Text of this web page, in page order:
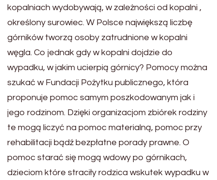
kopalniach wydobywają, w zależności od kopalni ,
określony surowiec. W Polsce największą liczbę
górników tworzą osoby zatrudnione w kopalni
węgla. Co jednak gdy w kopalni dojdzie do
wypadku, w jakim ucierpią górnicy? Pomocy można
szukać w Fundacji Pożytku publicznego, która
proponuje pomoc samym poszkodowanym jak i
jego rodzinom. Dzięki organizacjom zbiórek rodziny
te mogą liczyć na pomoc materialną, pomoc przy
rehabilitacji bądź bezpłatne porady prawne. O
pomoc starać się mogą wdowy po górnikach,
dzieciom które straciły rodzica wskutek wypadku w